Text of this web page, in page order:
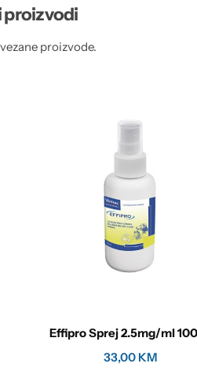
proizvodi
proizvode.
Effipro Sprej 2.5mg/ml
33,00 KM